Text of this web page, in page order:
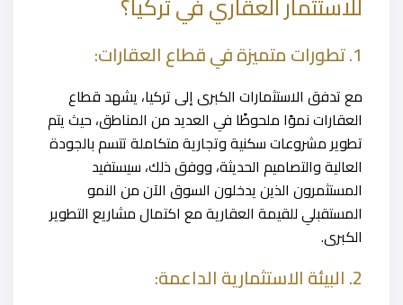
1. تطورات متميزة في قطاع العقارات:
مع تدفق الاستثمارات الكبرى إلى تركيا، يشهد قطاع
العقارات نموًا ملحوظًا في العديد من المناطق، حيث يتم
تطوير مشروعات سكنية وتجارية متكاملة تتسم بالجودة
العالية والتصاميم الحديثة، ووفق ذلك، سيستفيد
المستثمرون الذين يدخلون السوق الآن من النمو
المستقبلي للقيمة العقارية مع اكتمال مشاريع التطوير
الكبرى.
2. البيئة الاستثمارية الداعمة: